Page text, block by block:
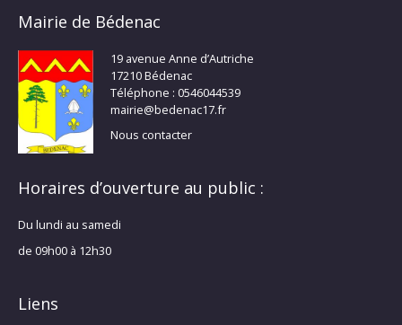
Mairie de Bédenac
19 avenue Anne d’Autriche
17210 Bédenac
Téléphone : 0546044539
mairie@bedenac17.fr
Nous contacter
Horaires d’ouverture au public :
Du lundi au samedi
de 09h00 à 12h30
Liens